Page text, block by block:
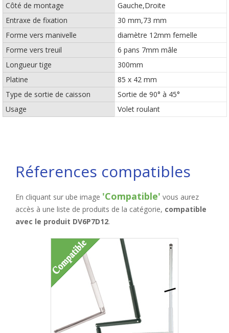
Côté de montage
Gauche,Droite
Entraxe de fixation
30 mm,73 mm
Forme vers manivelle
diamètre 12mm femelle
Forme vers treuil
6 pans 7mm mâle
Longueur tige
300mm
Platine
85 x 42 mm
Type de sortie de caisson
Sortie de 90° à 45°
Usage
Volet roulant
Réferences compatibles
En cliquant sur ube image 'Compatible' vous aurez
accès à une liste de produits de la catégorie, compatible
avec le produit DV6P7D12.